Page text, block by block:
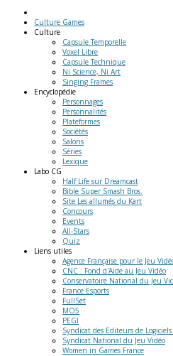
Culture Games
Culture
Capsule Temporelle
Voxel Libre
Capsule Technique
Ni Science, Ni Art
Singing Frames
Encyclopédie
Personnages
Personnalités
Plateformes
Sociétés
Salons
Séries
Lexique
Labo CG
Half Life sur Dreamcast
Bible Super Smash Bros.
Site Les allumés du Kart
Concours
Events
All-Stars
Quiz
Liens utiles
Agence Française pour le Jeu
CNC : Fond d'Aide au Jeu Vidéo
Conservatoire National du Jeu
France Esports
FullSet
MO5
PEGI
Syndicat des Editeurs de
Syndicat National du Jeu Vidéo
Women in Games France